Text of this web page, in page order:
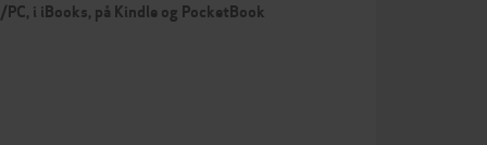
i iBooks, på Kindle og PocketBook